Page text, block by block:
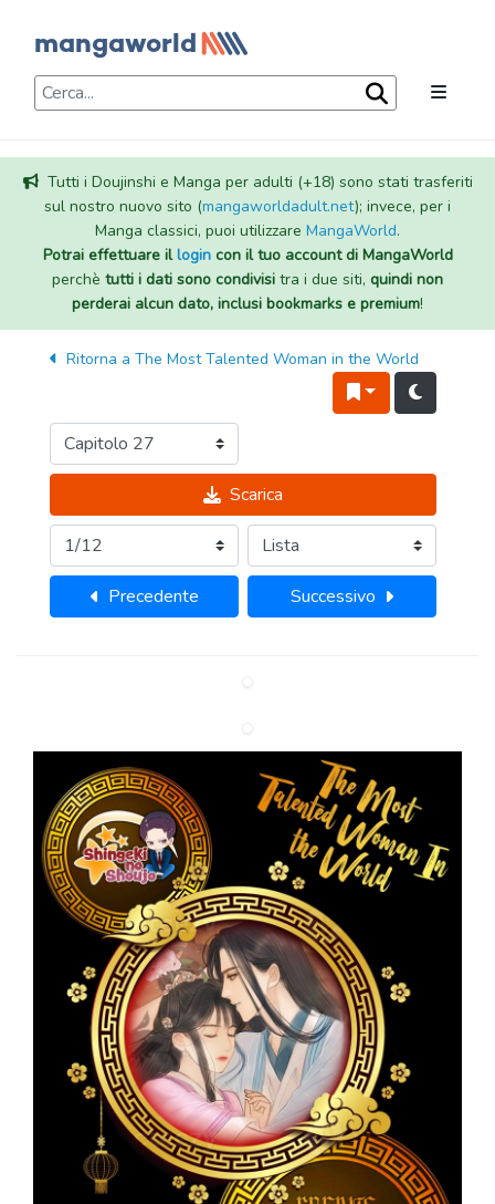
Tutti i Doujinshi e Manga per adulti (+18) sono stati trasferiti
sul nostro nuovo sito (mangaworldadult.net); invece, per i
Manga classici, puoi utilizzare MangaWorld.
Potrai effettuare illogincon il tuo account di MangaWorld
perchè tutti i dati sono condivisi tra i due siti, quindi non
perderai alcun dato, inclusi bookmarks e premium!
Ritorna a The Most Talented Woman in the World
Scarica
Precedente Successivo